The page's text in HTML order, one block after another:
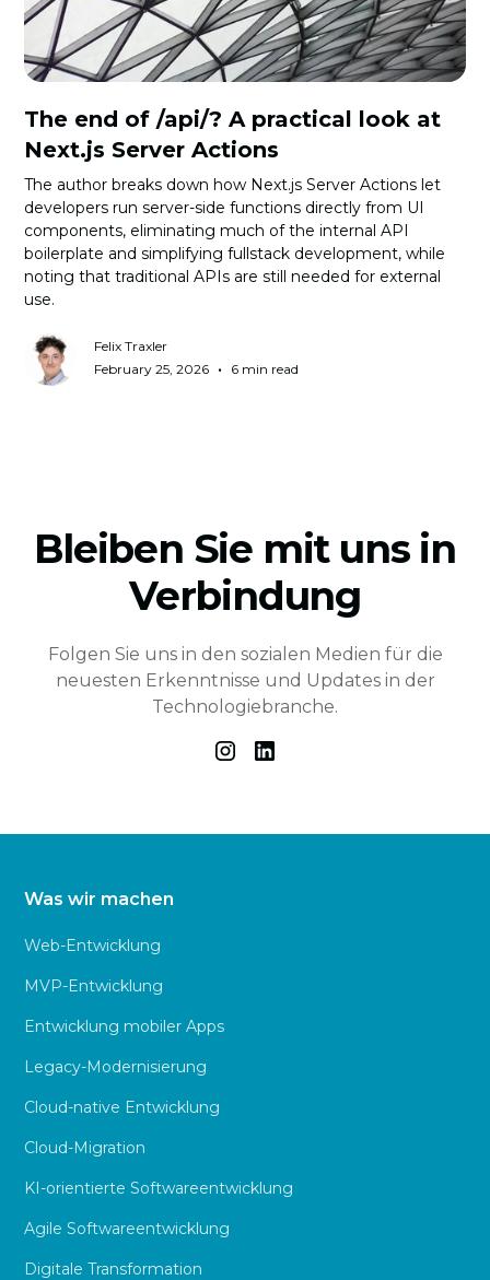
The end of /api/? A practical look at
Next.js Server Actions
The author breaks down how Next.js Server Actions let
developers run server-side functions directly from UI
components, eliminating much of the internal API
boilerplate and simplifying fullstack development, while
noting that traditional APIs are still needed for external
use.
Felix Traxler
February 25, 2026 • 6 min read
Bleiben Sie mit uns in
Verbindung
Folgen Sie uns in den sozialen Medien für die
neuesten Erkenntnisse und Updates in der
Technologiebranche.
Was wir machen
Web-Entwicklung
MVP-Entwicklung
Entwicklung mobiler Apps
Legacy-Modernisierung
Cloud-native Entwicklung
Cloud-Migration
KI-orientierte Softwareentwicklung
Agile Softwareentwicklung
Digitale Transformation